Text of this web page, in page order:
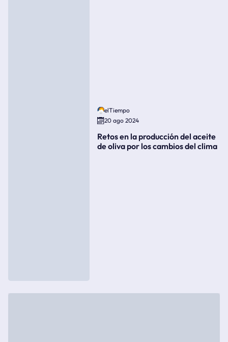
elTiempo
20 ago 2024
Retos en la producción del aceite
de oliva por los cambios del clima